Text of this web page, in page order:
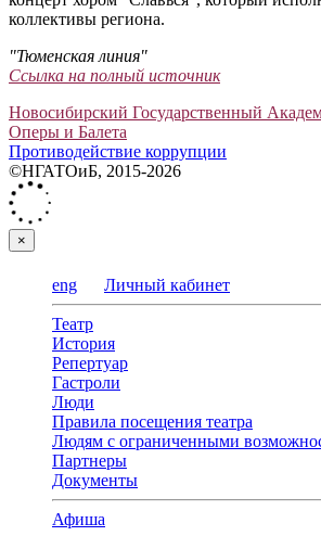
коллективы региона.
"Тюменская линия"
Ссылка на полный источник
Новосибирский Государственный
Оперы и Балета
Противодействие коррупции
©НГАТОиБ, 2015-2026
×
eng Личный кабинет
Театр
История
Репертуар
Гастроли
Люди
Правила посещения театра
Людям с ограниченными
Партнеры
Документы
Афиша